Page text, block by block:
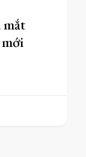
mắt